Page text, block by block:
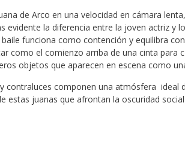
de Arco en una velocidad en cámara
evidente la diferencia entre la joven actriz y
funciona como contención y equilibra
como el comienzo arriba de una cinta para
objetos que aparecen en escena como
contraluces componen una atmósfera ideal
estas juanas que afrontan la oscuridad